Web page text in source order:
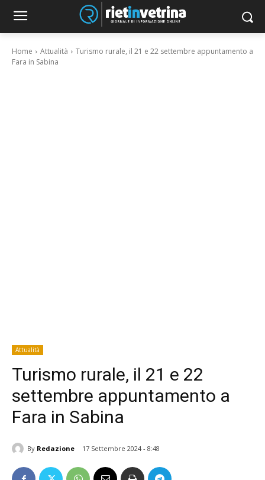
Home Attualità
Turismo rurale, il 21 e 22 settembre appuntamento a
Fara in Sabina
Attualità
Turismo rurale, il 21 e 22
settembre appuntamento a
Fara in Sabina
By Redazione 17 Settembre 2024 - 8:48